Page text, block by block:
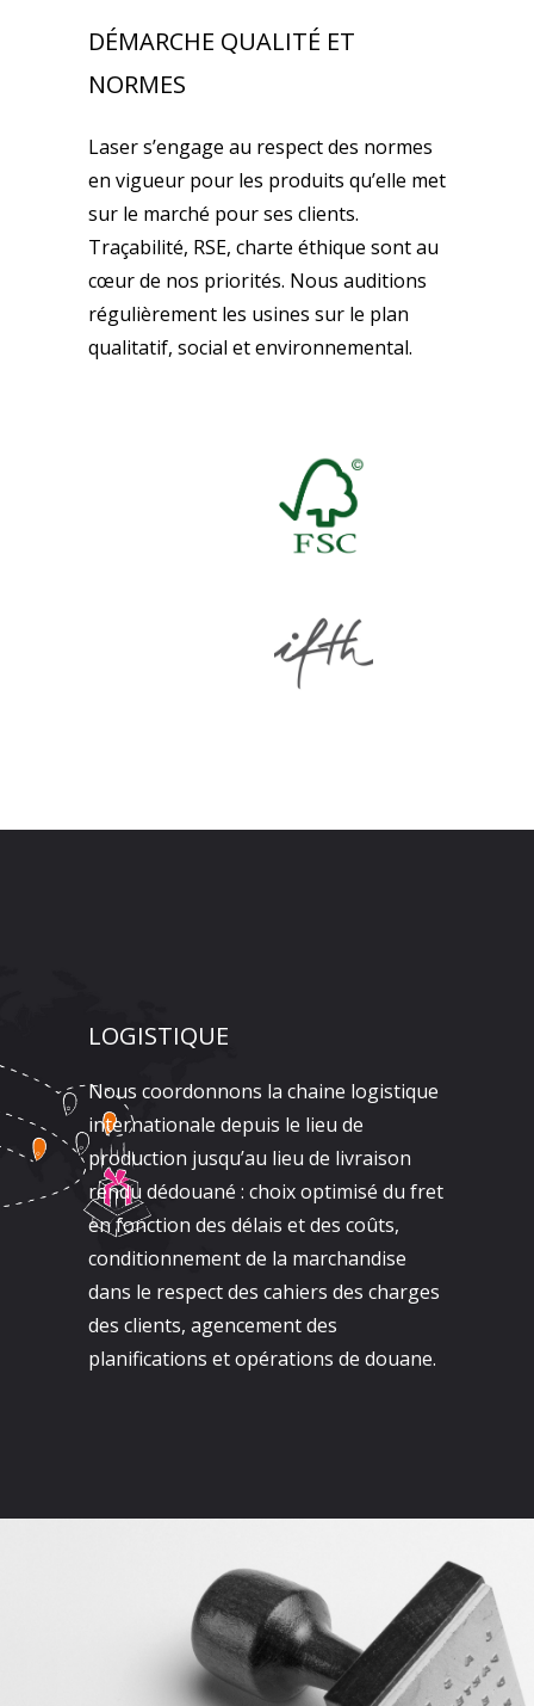
DÉMARCHE QUALITÉ ET
NORMES
Laser s’engage au respect des normes
en vigueur pour les produits qu’elle met
sur le marché pour ses clients.
Traçabilité, RSE, charte éthique sont au
cœur de nos priorités. Nous auditions
régulièrement les usines sur le plan
qualitatif, social et environnemental.
LOGISTIQUE
Nous coordonnons la chaine logistique
internationale depuis le lieu de
production jusqu’au lieu de livraison
rendu dédouané : choix optimisé du fret
en fonction des délais et des coûts,
conditionnement de la marchandise
dans le respect des cahiers des charges
des clients, agencement des
planifications et opérations de douane.